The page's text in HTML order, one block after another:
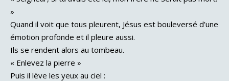
»
Quand il voit que tous pleurent, Jésus est bouleversé d’une
émotion profonde et il pleure aussi.
Ils se rendent alors au tombeau.
« Enlevez la pierre »
Puis il lève les yeux au ciel :